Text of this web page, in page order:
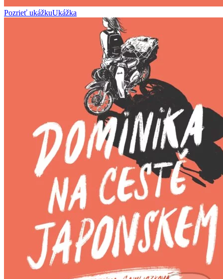
Pozrieť ukážkuUkážka